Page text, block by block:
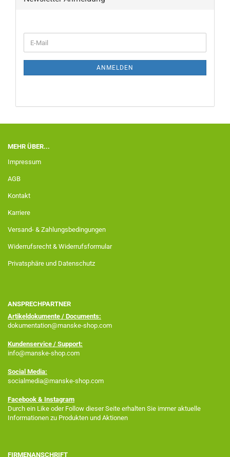
ANMELDEN
MEHR ÜBER...
Impressum
AGB
Kontakt
Karriere
Versand- & Zahlungsbedingungen
Widerrufsrecht & Widerrufsformular
Privatsphäre und Datenschutz
ANSPRECHPARTNER
Artikeldokumente / Documents:
dokumentation@manske-shop.com
Kundenservice / Support:
info@manske-shop.com
Social Media:
socialmedia@manske-shop.com
Facebook & Instagram
Durch ein Like oder Follow dieser Seite erhalten Sie immer aktuelle
Informationen zu Produkten und Aktionen
FIRMENANSCHRIFT